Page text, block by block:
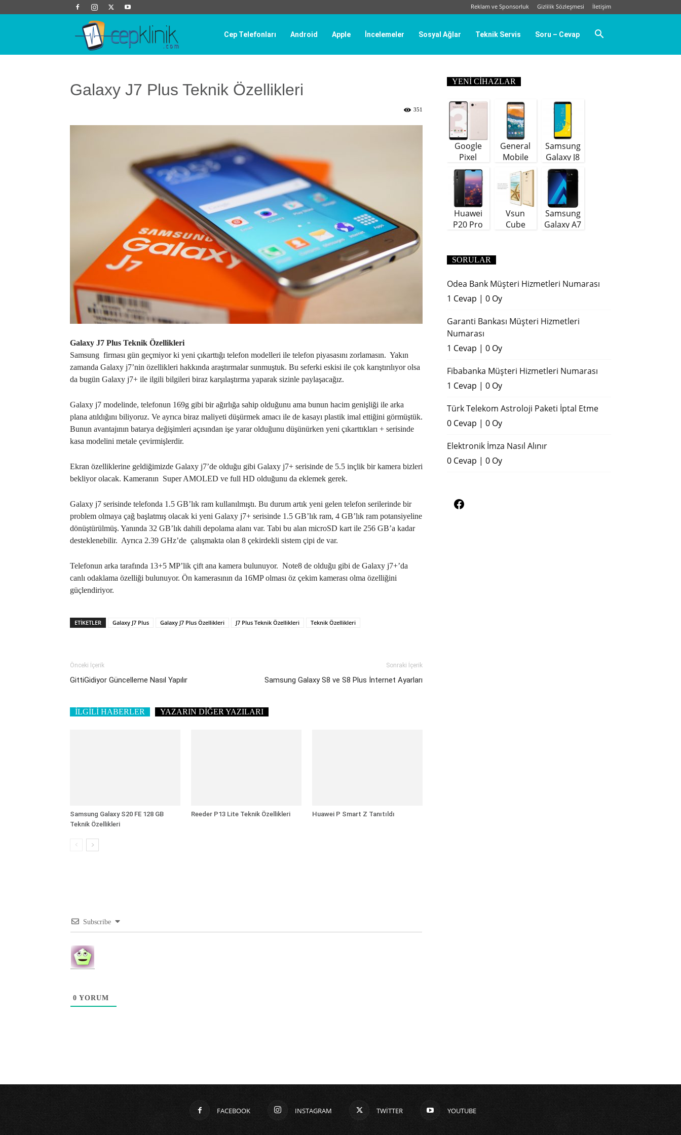
Reklam ve Sponsorluk Gizlilik Sözleşmesi İletişim
Cep Telefonları Android Apple İncelemeler Sosyal Ağlar Teknik Servis Soru – Cevap
Galaxy J7 Plus Teknik Özellikleri
351
Galaxy J7 Plus Teknik Özellikleri
Samsung firması gün geçmiyor ki yeni çıkarttığı telefon modelleri ile telefon piyasasını zorlamasın. Yakın
zamanda Galaxy j7’nin özellikleri hakkında araştırmalar sunmuştuk. Bu seferki eskisi ile çok karıştırılıyor olsa
da bugün Galaxy j7+ ile ilgili bilgileri biraz karşılaştırma yaparak sizinle paylaşacağız.
Galaxy j7 modelinde, telefonun 169g gibi bir ağırlığa sahip olduğunu ama bunun hacim genişliği ile arka
plana atıldığını biliyoruz. Ve ayrıca biraz maliyeti düşürmek amacı ile de kasayı plastik imal ettiğini görmüştük.
Bunun avantajının batarya değişimleri açısından işe yarar olduğunu düşünürken yeni çıkarttıkları + serisinde
kasa modelini metale çevirmişlerdir.
Ekran özelliklerine geldiğimizde Galaxy j7’de olduğu gibi Galaxy j7+ serisinde de 5.5 inçlik bir kamera bizleri
bekliyor olacak. Kameranın Super AMOLED ve full HD olduğunu da eklemek gerek.
Galaxy j7 serisinde telefonda 1.5 GB’lık ram kullanılmıştı. Bu durum artık yeni gelen telefon serilerinde bir
problem olmaya çağ başlatmış olacak ki yeni Galaxy j7+ serisinde 1.5 GB’lık ram, 4 GB’lık ram potansiyeline
dönüştürülmüş. Yanında 32 GB’lık dahili depolama alanı var. Tabi bu alan microSD kart ile 256 GB’a kadar
desteklenebilir. Ayrıca 2.39 GHz’de çalışmakta olan 8 çekirdekli sistem çipi de var.
Telefonun arka tarafında 13+5 MP’lik çift ana kamera bulunuyor. Note8 de olduğu gibi de Galaxy j7+’da
canlı odaklama özelliği bulunuyor. Ön kamerasının da 16MP olması öz çekim kamerası olma özelliğini
güçlendiriyor.
ETIKETLER Galaxy J7 Plus Galaxy J7 Plus Özellikleri J7 Plus Teknik Özellikleri Teknik Özellikleri
Önceki İçerik
GittiGidiyor Güncelleme Nasıl Yapılır
Sonraki İçerik
Samsung Galaxy S8 ve S8 Plus İnternet Ayarları
İLGİLİ HABERLER YAZARIN DİĞER YAZILARI
Samsung Galaxy S20 FE 128 GB
Teknik Özellikleri
Reeder P13 Lite Teknik Özellikleri Huawei P Smart Z Tanıtıldı
Subscribe
0 YORUM
YENI CIHAZLAR
Google
Pixel
General
Mobile
GM9 Plus
Samsung
Galaxy J8
(64 GB)
Huawei
P20 Pro
Vsun
Cube
Samsung
Galaxy A7
SORULAR
Odea Bank Müşteri Hizmetleri Numarası
1 Cevap | 0 Oy
Garanti Bankası Müşteri Hizmetleri
Numarası
1 Cevap | 0 Oy
Fibabanka Müşteri Hizmetleri Numarası
1 Cevap | 0 Oy
Türk Telekom Astroloji Paketi İptal Etme
0 Cevap | 0 Oy
Elektronik İmza Nasıl Alınır
0 Cevap | 0 Oy
FACEBOOK INSTAGRAM TWITTER YOUTUBE